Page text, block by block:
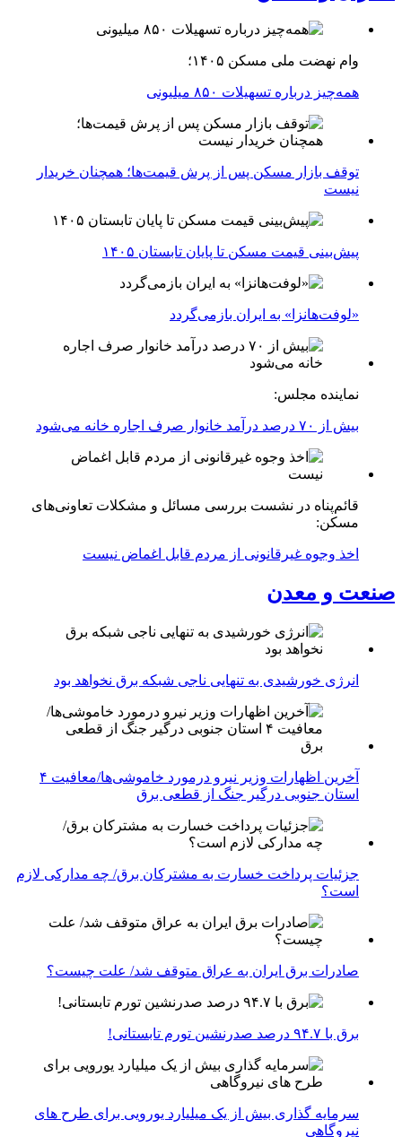
وام نهضت ملی مسکن ۱۴۰۵؛
همه‌چیز درباره تسهیلات ۸۵۰ میلیونی
توقف بازار مسکن پس از پرش قیمت‌ها؛ همچنان خریدار
نیست
پیش‌بینی قیمت مسکن تا پایان تابستان ۱۴۰۵
«لوفت‌هانزا» به ایران بازمی‌گردد
نماینده مجلس:
بیش از ۷۰ درصد درآمد خانوار صرف اجاره خانه می‌شود
قائم‌پناه در نشست بررسی مسائل و مشکلات تعاونی‌های
مسکن:
اخذ وجوه غیرقانونی از مردم قابل اغماض نیست
صنعت و معدن
انرژی خورشیدی به تنهایی ناجی شبکه برق نخواهد بود
آخرین اظهارات وزیر نیرو درمورد خاموشی‌ها/معافیت ۴
استان جنوبی درگیر جنگ از قطعی برق
جزئیات پرداخت خسارت به مشترکان برق/ چه مدارکی لازم
است؟
صادرات برق ایران به عراق متوقف شد/ علت چیست؟
برق با ۹۴.۷ درصد صدرنشین تورم تابستانی!
سرمایه گذاری بیش از یک میلیارد یورویی برای طرح های
نیروگاهی